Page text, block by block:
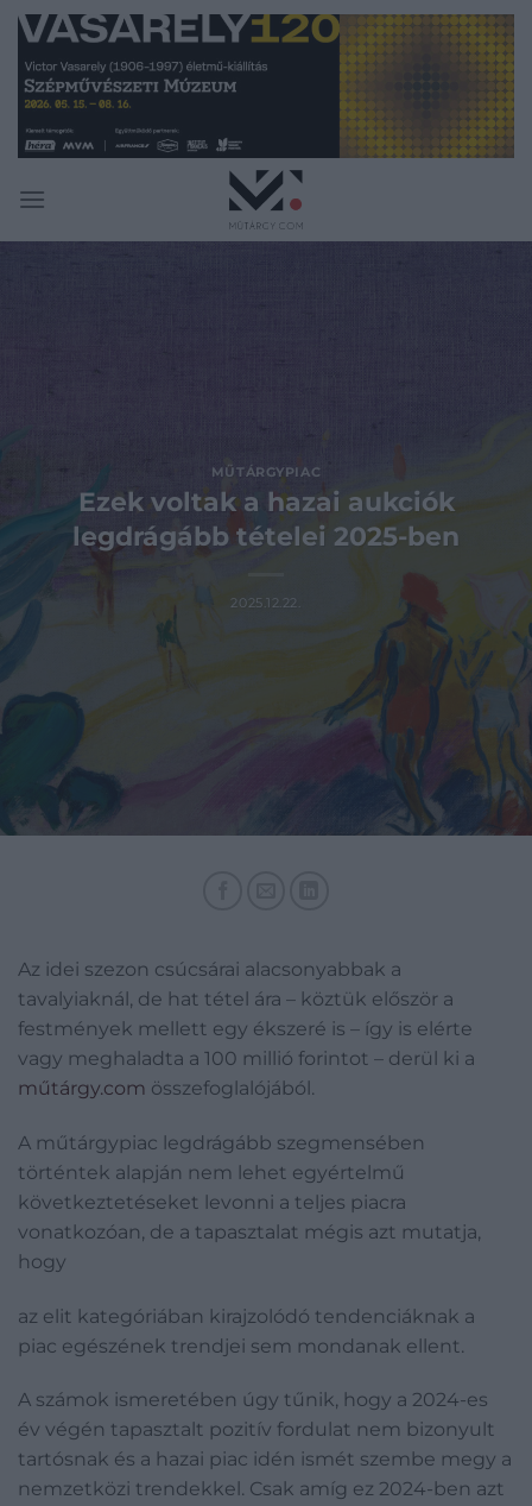
Skip
content
MŰTÁRGYPIAC
Ezek voltak a hazai aukciók
legdrágább tételei 2025-ben
2025.12.22.
Az idei szezon csúcsárai alacsonyabbak a
tavalyiaknál, de hat tétel ára – köztük először a
festmények mellett egy ékszeré is – így is elérte
vagy meghaladta a 100 millió forintot – derül ki a
műtárgy.com összefoglalójából.
A műtárgypiac legdrágább szegmensében
történtek alapján nem lehet egyértelmű
következtetéseket levonni a teljes piacra
vonatkozóan, de a tapasztalat mégis azt mutatja,
hogy
az elit kategóriában kirajzolódó tendenciáknak a
piac egészének trendjei sem mondanak ellent.
A számok ismeretében úgy tűnik, hogy a 2024-es
év végén tapasztalt pozitív fordulat nem bizonyult
tartósnak és a hazai piac idén ismét szembe megy a
nemzetközi trendekkel. Csak amíg ez 2024-ben azt